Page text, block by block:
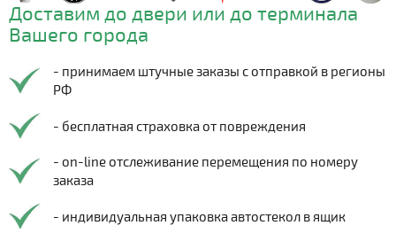
Доставим до двери или до терминала
Вашего города
- принимаем штучные заказы с отправкой в регионы
РФ
- бесплатная страховка от повреждения
- on-line отслеживание перемещения по номеру
заказа
- индивидуальная упаковка автостекол в ящик